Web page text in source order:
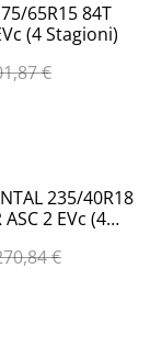
65R15 84T
(4 Stagioni)
€
235/40R18
ASC 2 EVc (4
€